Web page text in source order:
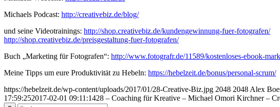
Michaels Podcast: http://creativebiz.de/blog/
und seine Videotrainings: http://shop.creativebiz.de/kundengewinnung-fuer-fotografen/
http://shop.creativebiz.de/preisgestaltung-fuer-fotografen/
Buch „Marketing für Fotografen“: http://www.fotografr.de/11589/kostenloses-ebook-
Meine Tipps um eure Produktivität zu Hebeln: https://hebelzeit.de/bonus/personal-scrum/
https://hebelzeit.de/wp-content/uploads/2017/01/28-Creative-Biz.jpg 2048 2048 Alex
17:59:252017-02-01 09:11:1428 – Coaching für Kreative – Michael Omori Kirchner –